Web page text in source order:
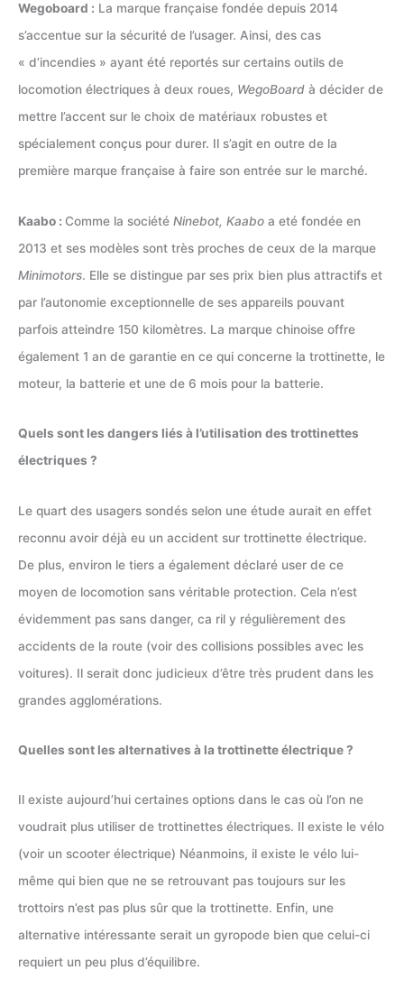
Wegoboard : La marque française fondée depuis 2014
s’accentue sur la sécurité de l’usager. Ainsi, des cas
« d’incendies » ayant été reportés sur certains outils de
locomotion électriques à deux roues, WegoBoard à décider de
mettre l’accent sur le choix de matériaux robustes et
spécialement conçus pour durer. Il s’agit en outre de la
première marque française à faire son entrée sur le marché.
Kaabo : Comme la société Ninebot, Kaabo a eté fondée en
2013 et ses modèles sont très proches de ceux de la marque
Minimotors. Elle se distingue par ses prix bien plus attractifs et
par l’autonomie exceptionnelle de ses appareils pouvant
parfois atteindre 150 kilomètres. La marque chinoise offre
également 1 an de garantie en ce qui concerne la trottinette, le
moteur, la batterie et une de 6 mois pour la batterie.
Quels sont les dangers liés à l’utilisation des trottinettes
électriques ?
Le quart des usagers sondés selon une étude aurait en effet
reconnu avoir déjà eu un accident sur trottinette électrique.
De plus, environ le tiers a également déclaré user de ce
moyen de locomotion sans véritable protection. Cela n’est
évidemment pas sans danger, ca ril y régulièrement des
accidents de la route (voir des collisions possibles avec les
voitures). Il serait donc judicieux d’être très prudent dans les
grandes agglomérations.
Quelles sont les alternatives à la trottinette électrique ?
Il existe aujourd’hui certaines options dans le cas où l’on ne
voudrait plus utiliser de trottinettes électriques. Il existe le vélo
(voir un scooter électrique) Néanmoins, il existe le vélo lui-
même qui bien que ne se retrouvant pas toujours sur les
trottoirs n’est pas plus sûr que la trottinette. Enfin, une
alternative intéressante serait un gyropode bien que celui-ci
requiert un peu plus d’équilibre.